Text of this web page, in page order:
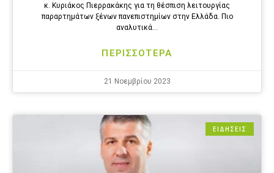
κ. Κυριάκος Πιερρακάκης για τη θέσπιση λειτουργίας
παραρτημάτων ξένων πανεπιστημίων στην Ελλάδα. Πιο
αναλυτικά…
ΠΕΡΙΣΣΟΤΕΡΑ
21 Νοεμβρίου 2023
ΕΙΔΗΣΕΙΣ